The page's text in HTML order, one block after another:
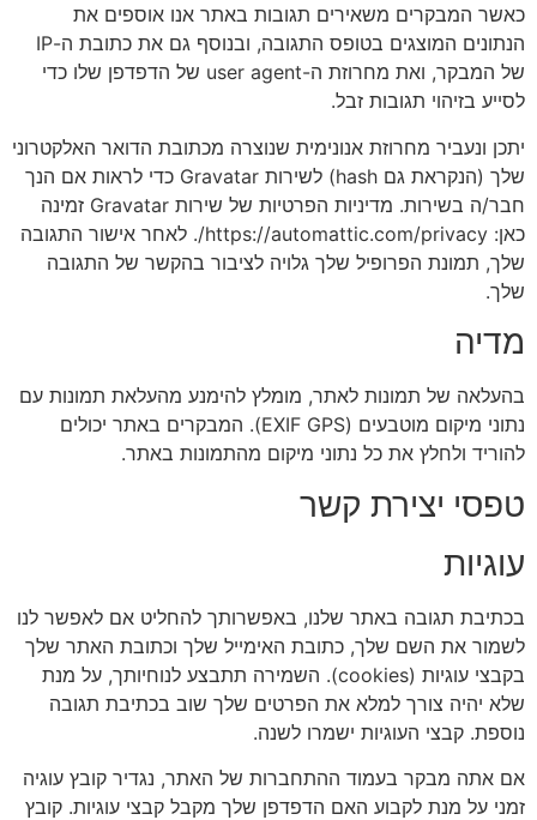
כאשר המבקרים משאירים תגובות באתר אנו אוספים את
הנתונים המוצגים בטופס התגובה, ובנוסף גם את כתובת ה-IP
של המבקר, ואת מחרוזת ה-user agent של הדפדפן שלו כדי
לסייע בזיהוי תגובות זבל.
יתכן ונעביר מחרוזת אנונימית שנוצרה מכתובת הדואר האלקטרוני
שלך (הנקראת גם hash) לשירות Gravatar כדי לראות אם הנך
חבר/ה בשירות. מדיניות הפרטיות של שירות Gravatar זמינה
כאן: https://automattic.com/privacy/. לאחר אישור התגובה
שלך, תמונת הפרופיל שלך גלויה לציבור בהקשר של התגובה
שלך.
מדיה
בהעלאה של תמונות לאתר, מומלץ להימנע מהעלאת תמונות עם
נתוני מיקום מוטבעים (EXIF GPS). המבקרים באתר יכולים
להוריד ולחלץ את כל נתוני מיקום מהתמונות באתר.
טפסי יצירת קשר
עוגיות
בכתיבת תגובה באתר שלנו, באפשרותך להחליט אם לאפשר לנו
לשמור את השם שלך, כתובת האימייל שלך וכתובת האתר שלך
בקבצי עוגיות (cookies). השמירה תתבצע לנוחיותך, על מנת
שלא יהיה צורך למלא את הפרטים שלך שוב בכתיבת תגובה
נוספת. קבצי העוגיות ישמרו לשנה.
אם אתה מבקר בעמוד ההתחברות של האתר, נגדיר קובץ עוגיה
זמני על מנת לקבוע האם הדפדפן שלך מקבל קבצי עוגיות. קובץ